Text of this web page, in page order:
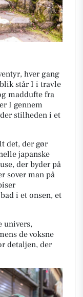
hver gang
står I i travle
maddufte fra
I gennem
stilheden i et
det, der gør
japanske
der byder på
sover man på
i et onsen, et
univers,
de voksne
detaljen, der